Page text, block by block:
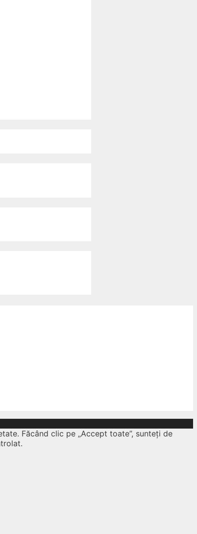
Făcând clic pe „Accept toate”, sunteți de